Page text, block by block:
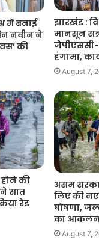
में बनाई
नवीन ने
की
झारखंड :
मानसून
हंगामा,
August 7,
की
सात
रेड
असम
लिए की
घोषणा,
का
August 7,